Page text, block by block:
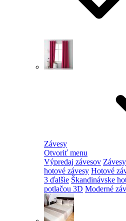
Závesy
Otvoriť menu
Výpredaj závesov
hotové závesy Hotové
3 ďalšie Škandinávske
potlačou 3D Moderné